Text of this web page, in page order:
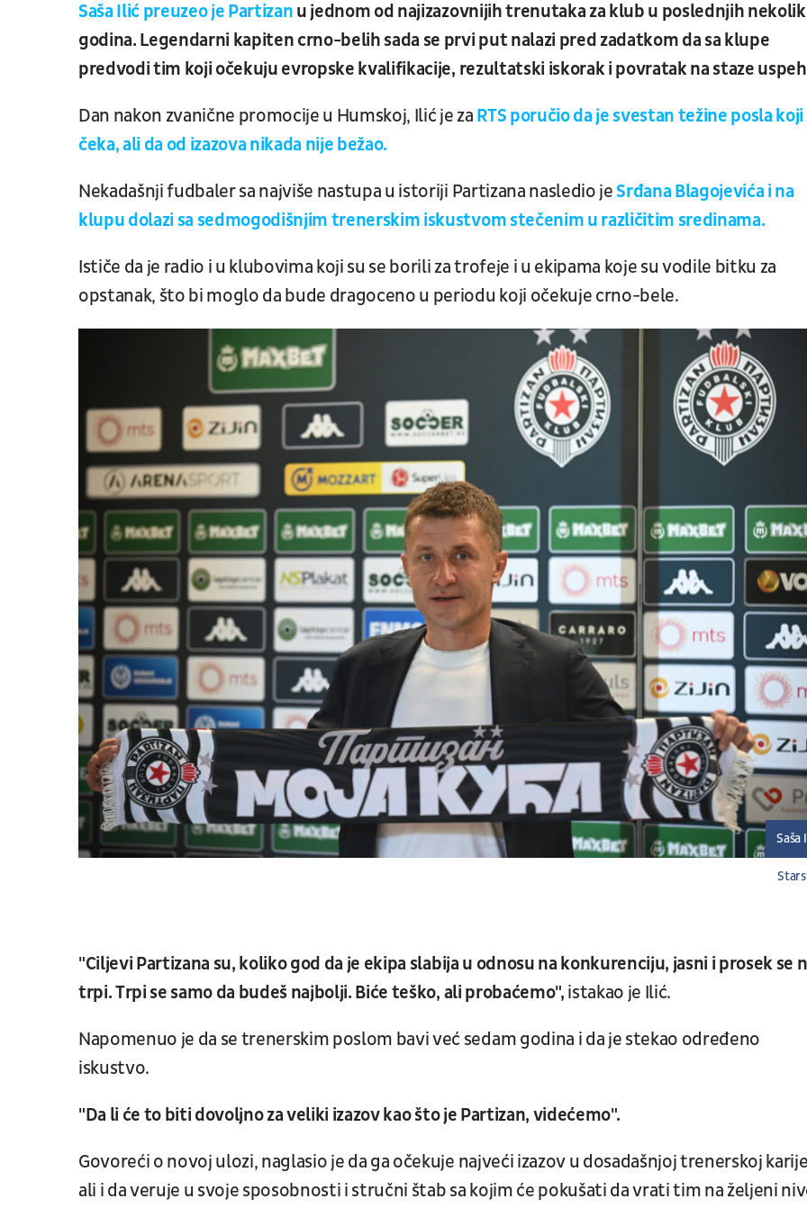
Saša Ilić preuzeo je Partizan u jednom od najizazovnijih trenutaka za klub u poslednjih
godina. Legendarni kapiten crno-belih sada se prvi put nalazi pred zadatkom da sa klupe
predvodi tim koji očekuju evropske kvalifikacije, rezultatski iskorak i povratak na staze
Dan nakon zvanične promocije u Humskoj, Ilić je za RTS poručio da je svestan težine posla koji
čeka, ali da od izazova nikada nije bežao.
Nekadašnji fudbaler sa najviše nastupa u istoriji Partizana nasledio jeSrđana Blagojevića i na
klupu dolazi sa sedmogodišnjim trenerskim iskustvom stečenim u različitim sredinama.
Ističe da je radio i u klubovima koji su se borili za trofeje i u ekipama koje su vodile bitku za
opstanak, što bi moglo da bude dragoceno u periodu koji očekuje crno-bele.
Saša
"Ciljevi Partizana su, koliko god da je ekipa slabija u odnosu na konkurenciju, jasni i prosek se
trpi. Trpi se samo da budeš najbolji. Biće teško, ali probaćemo", istakao je Ilić.
Napomenuo je da se trenerskim poslom bavi već sedam godina i da je stekao određeno
iskustvo.
"Da li će to biti dovoljno za veliki izazov kao što je Partizan, videćemo".
Govoreći o novoj ulozi, naglasio je da ga očekuje najveći izazov u dosadašnjoj trenerskoj
ali i da veruje u svoje sposobnosti i stručni štab sa kojim će pokušati da vrati tim na željeni